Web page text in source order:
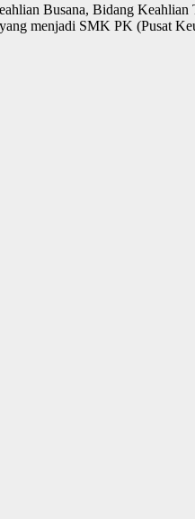
Busana, Bidang
menjadi SMK PK (Pusat